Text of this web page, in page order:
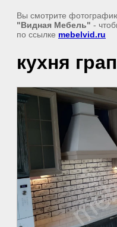
Вы смотрите
"Видная Мебель" -
по ссылке mebelvid.ru
кухня